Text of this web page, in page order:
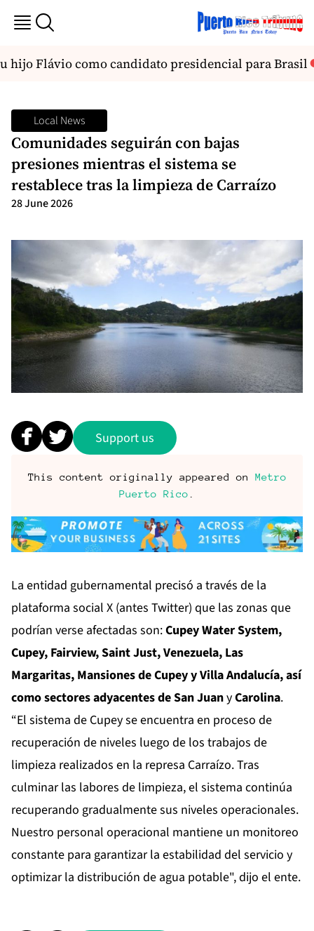
hijo Flávio como candidato presidencial para Brasil
Local News
Comunidades seguirán con bajas
presiones mientras el sistema se
restablece tras la limpieza de Carraízo
28 June 2026
Support us
This content originally appeared on Metro
Puerto Rico
La entidad gubernamental precisó a través de la
plataforma social X (antes Twitter) que las zonas que
podrían verse afectadas son:Cupey Water System,
Cupey, Fairview, Saint Just, Venezuela, Las
Margaritas, Mansiones de Cupey y Villa Andalucía, así
como sectores adyacentes de San JuanyCarolina.
“El sistema de Cupey se encuentra en proceso de
recuperación de niveles luego de los trabajos de
limpieza realizados en la represa Carraízo. Tras
culminar las labores de limpieza, el sistema continúa
recuperando gradualmente sus niveles operacionales.
Nuestro personal operacional mantiene un monitoreo
constante para garantizar la estabilidad del servicio y
optimizar la distribución de agua potable", dijo el ente.